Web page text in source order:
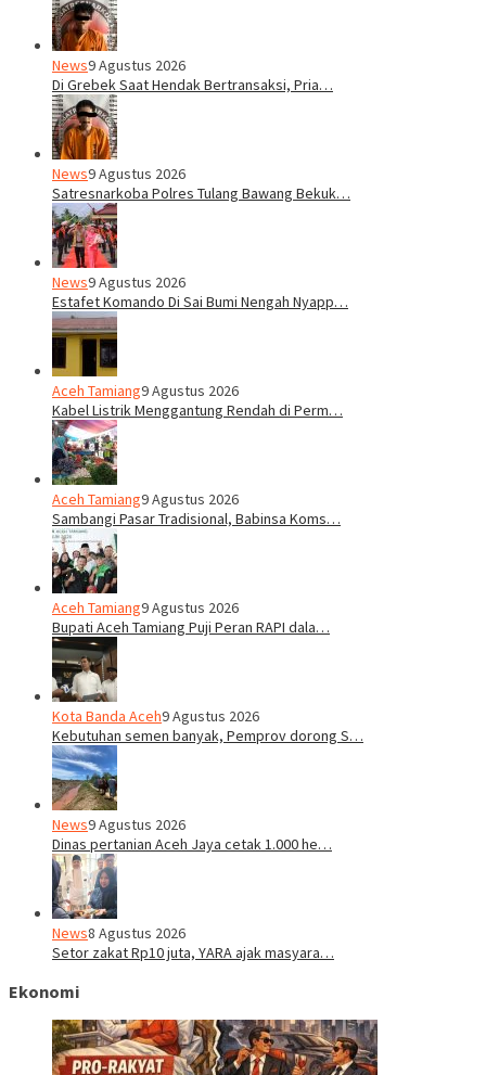
News9 Agustus 2026
Di Grebek Saat Hendak Bertransaksi, Pria…
News9 Agustus 2026
Satresnarkoba Polres Tulang Bawang Bekuk…
News9 Agustus 2026
Estafet Komando Di Sai Bumi Nengah Nyapp…
Aceh Tamiang9 Agustus 2026
Kabel Listrik Menggantung Rendah di Perm…
Aceh Tamiang9 Agustus 2026
Sambangi Pasar Tradisional, Babinsa Koms…
Aceh Tamiang9 Agustus 2026
Bupati Aceh Tamiang Puji Peran RAPI dala…
Kota Banda Aceh9 Agustus 2026
Kebutuhan semen banyak, Pemprov dorong S…
News9 Agustus 2026
Dinas pertanian Aceh Jaya cetak 1.000 he…
News8 Agustus 2026
Setor zakat Rp10 juta, YARA ajak masyara…
Ekonomi